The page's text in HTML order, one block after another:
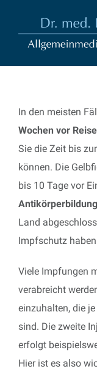
springen
In den meisten
Wochen vor
Sie die Zeit bis
können. Die
bis 10 Tage vor
Antikörperbildung
Land
Impfschutz
Viele Impfungen
verabreicht
einzuhalten, die
sind. Die zweite
erfolgt
Hier ist es also